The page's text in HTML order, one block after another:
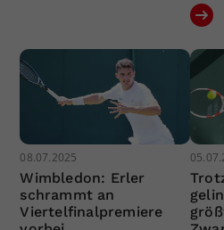
08.07.2025
Wimbledon: Erler
schrammt an
Viertelfinalpremiere